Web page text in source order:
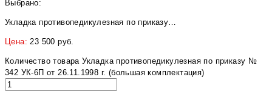
Выбрано:
Укладка противопедикулезная по приказу…
Цена:23 500 руб.
Количество товара Укладка противопедикулезная по приказу №
342 УК-6П от 26.11.1998 г. (большая комплектация)